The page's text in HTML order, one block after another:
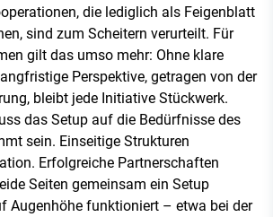
die lediglich als Feigenblatt
sind zum Scheitern verurteilt. Für
gilt das umso mehr: Ohne klare
Perspektive, getragen von der
bleibt jede Initiative Stückwerk.
das Setup auf die Bedürfnisse des
sein. Einseitige Strukturen
Erfolgreiche Partnerschaften
Seiten gemeinsam ein Setup
Augenhöhe funktioniert – etwa bei der